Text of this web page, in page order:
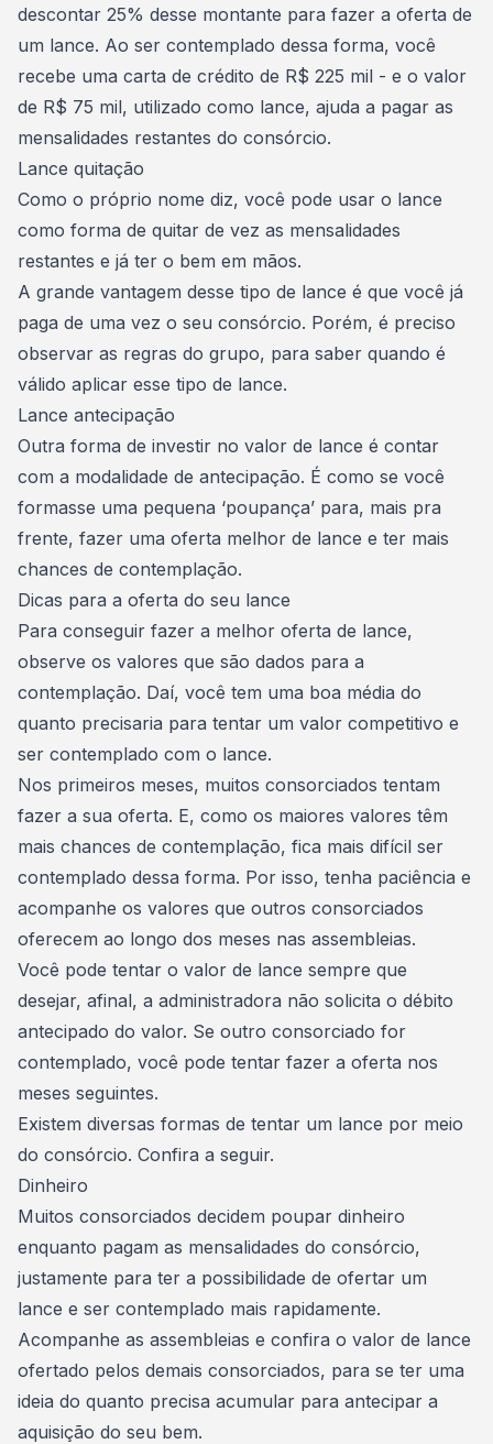
descontar 25% desse montante para fazer a oferta de
um lance. Ao ser contemplado dessa forma, você
recebe uma carta de crédito de R$ 225 mil - e o valor
de R$ 75 mil, utilizado como lance, ajuda a pagar as
mensalidades restantes do consórcio.
Lance quitação
Como o próprio nome diz, você pode usar o lance
como forma de quitar de vez as mensalidades
restantes e já ter o bem em mãos.
A grande vantagem desse tipo de lance é que você já
paga de uma vez o seu consórcio. Porém, é preciso
observar as regras do grupo, para saber quando é
válido aplicar esse tipo de lance.
Lance antecipação
Outra forma de investir no valor de lance é contar
com a modalidade de antecipação. É como se você
formasse uma pequena ‘poupança’ para, mais pra
frente, fazer uma oferta melhor de lance e ter mais
chances de contemplação.
Dicas para a oferta do seu lance
Para conseguir fazer a melhor oferta de lance,
observe os valores que são dados para a
contemplação. Daí, você tem uma boa média do
quanto precisaria para tentar um valor competitivo e
ser contemplado com o lance.
Nos primeiros meses, muitos consorciados tentam
fazer a sua oferta. E, como os maiores valores têm
mais chances de contemplação, fica mais difícil ser
contemplado dessa forma. Por isso, tenha paciência e
acompanhe os valores que outros consorciados
oferecem ao longo dos meses nas assembleias.
Você pode tentar o valor de lance sempre que
desejar, afinal, a administradora não solicita o débito
antecipado do valor. Se outro consorciado for
contemplado, você pode tentar fazer a oferta nos
meses seguintes.
Existem diversas formas de tentar um lance por meio
do consórcio. Confira a seguir.
Dinheiro
Muitos consorciados decidem poupar dinheiro
enquanto pagam as mensalidades do consórcio,
justamente para ter a possibilidade de ofertar um
lance e ser contemplado mais rapidamente.
Acompanhe as assembleias e confira o valor de lance
ofertado pelos demais consorciados, para se ter uma
ideia do quanto precisa acumular para antecipar a
aquisição do seu bem.